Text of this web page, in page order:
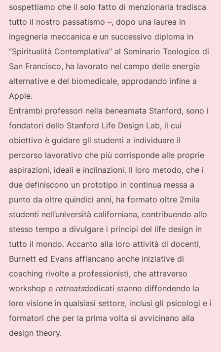
sospettiamo che il solo fatto di menzionarla tradisca
tutto il nostro passatismo –, dopo una laurea in
ingegneria meccanica e un successivo diploma in
“Spiritualità Contemplativa” al Seminario Teologico di
San Francisco, ha lavorato nel campo delle energie
alternative e del biomedicale, approdando infine a
Apple.
Entrambi professori nella beneamata Stanford, sono i
fondatori dello Stanford Life Design Lab, il cui
obiettivo è guidare gli studenti a individuare il
percorso lavorativo che più corrisponde alle proprie
aspirazioni, ideali e inclinazioni. Il loro metodo, che i
due definiscono un prototipo in continua messa a
punto da oltre quindici anni, ha formato oltre 2mila
studenti nell’università californiana, contribuendo allo
stesso tempo a divulgare i principi del life design in
tutto il mondo. Accanto alla loro attività di docenti,
Burnett ed Evans affiancano anche iniziative di
coaching rivolte a professionisti, che attraverso
workshop e retreatsdedicati stanno diffondendo la
loro visione in qualsiasi settore, inclusi gli psicologi e i
formatori che per la prima volta si avvicinano alla
design theory.